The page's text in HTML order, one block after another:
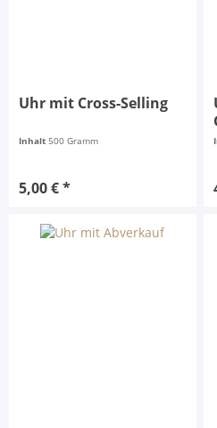
Uhr mit Cross-Selling
Inhalt 500 Gramm
5,00 € *